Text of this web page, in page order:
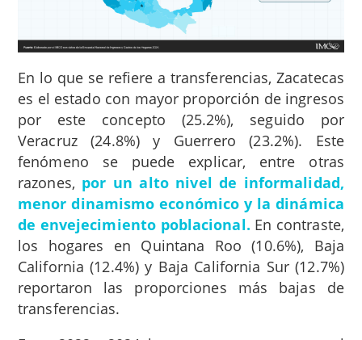
En lo que se refiere a transferencias, Zacatecas
es el estado con mayor proporción de ingresos
por este concepto (25.2%), seguido por
Veracruz (24.8%) y Guerrero (23.2%). Este
fenómeno se puede explicar, entre otras
razones, por un alto nivel de informalidad,
menor dinamismo económico y la dinámica
de envejecimiento poblacional. En contraste,
los hogares en Quintana Roo (10.6%), Baja
California (12.4%) y Baja California Sur (12.7%)
reportaron las proporciones más bajas de
transferencias.